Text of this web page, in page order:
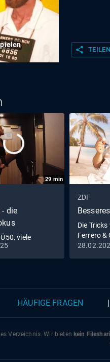
share TEILEN
29 min
- die
viele
ZDF
Die
Ferrero &
HÄUFIGE FRAGEN
Verzeichnis. Wir bieten kein